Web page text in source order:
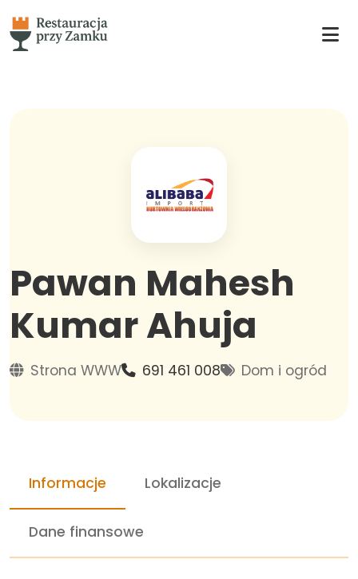
Pawan Mahesh
Kumar Ahuja
Strona WWW 691 461 008 Dom i ogród
Informacje Lokalizacje
Dane finansowe